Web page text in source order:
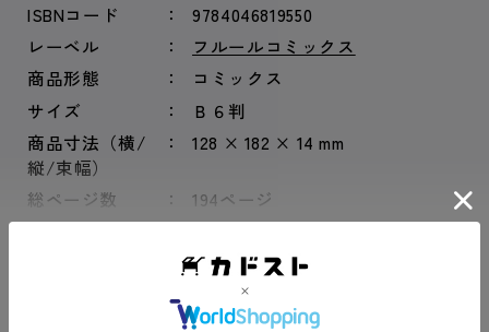
ISBNコード
9784046819550
レーベル
フルールコミックス
商品形態
コミックス
サイズ
Ｂ６判
商品寸法（横/
縦/束幅）
128 × 182 × 14 mm
総ページ数 194ページ
αの御曹司×Ωの執事――ふたりの叶わぬ欲情を描